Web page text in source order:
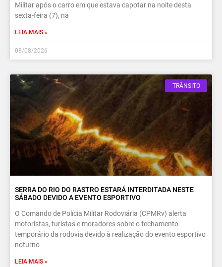
Militar após o carro em que estava capotar na noite desta
sexta-feira (7), na
LEIA MAIS »
08/08/2026
TRÂNSITO
SERRA DO RIO DO RASTRO ESTARÁ INTERDITADA NESTE
SÁBADO DEVIDO A EVENTO ESPORTIVO
O Comando de Polícia Militar Rodoviária (CPMRv) alerta
motoristas, turistas e moradores sobre o fechamento
temporário da rodovia devido à realização do evento esportivo
noturno
LEIA MAIS »